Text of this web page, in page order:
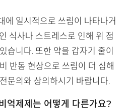
에 일시적으로 쓰림이 나타나거
식사나 스트레스로 인해 위 점
습니다. 또한 약을 갑자기 줄이
반동 현상으로 쓰림이 더 심해
문의와 상의하시기 바랍니다.
억제제는 어떻게 다른가요?